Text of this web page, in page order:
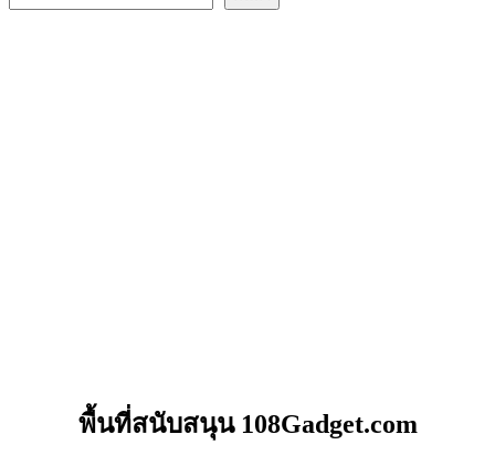
พื้นที่สนับสนุน 108Gadget.com